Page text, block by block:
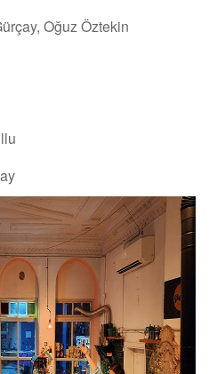
Oğuz Öztekin